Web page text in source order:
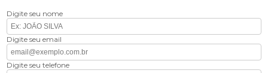
Digite seu nome
Digite seu email
Digite seu telefone